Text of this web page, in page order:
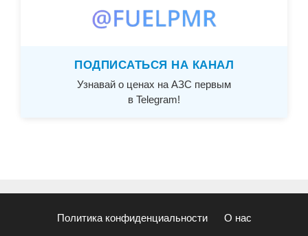
ПОДПИСАТЬСЯ НА КАНАЛ
Узнавай о ценах на АЗС первым
в Telegram!
Политика конфиденциальности О нас